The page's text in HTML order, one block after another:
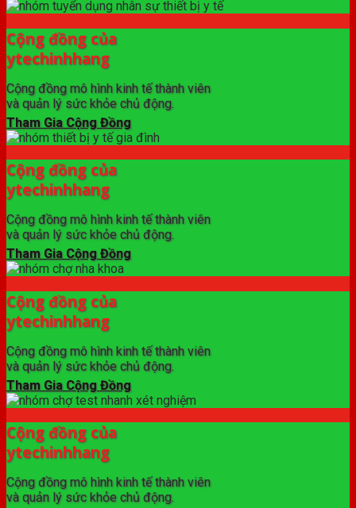
Cộng đồng của
ytechinhhang
Cộng đồng mô hình kinh tế thành viên
và quản lý sức khỏe chủ động.
Tham Gia Cộng Đồng
Cộng đồng của
ytechinhhang
Cộng đồng mô hình kinh tế thành viên
và quản lý sức khỏe chủ động.
Tham Gia Cộng Đồng
Cộng đồng của
ytechinhhang
Cộng đồng mô hình kinh tế thành viên
và quản lý sức khỏe chủ động.
Tham Gia Cộng Đồng
Cộng đồng của
ytechinhhang
Cộng đồng mô hình kinh tế thành viên
và quản lý sức khỏe chủ động.